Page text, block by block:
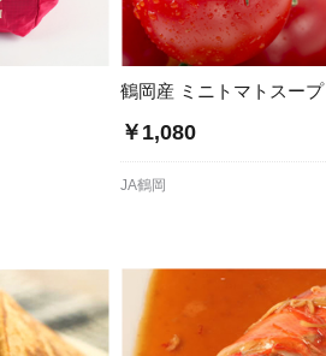
鶴岡産 ミニトマトスープ
￥1,080
JA鶴岡